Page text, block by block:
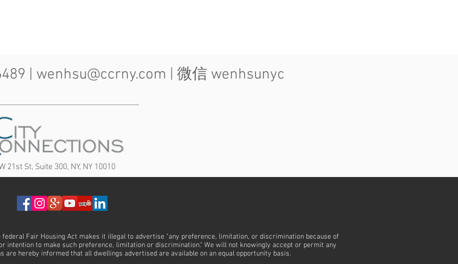
| wenhsu@ccrny.com | 微信 wenhsunyc
21st St, Suite 300, NY, NY 10010
federal Fair Housing Act makes it illegal to advertise "any preference, limitation, or discrimination because of
intention to make such preference, limitation or discrimination." We will not knowingly accept or permit any
hereby informed that all dwellings advertised are available on an equal opportunity basis.